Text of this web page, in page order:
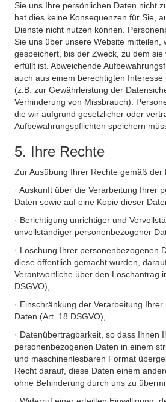
Sie uns Ihre persönlichen Daten nicht
hat dies keine Konsequenzen für Sie,
Dienste nicht nutzen können.
Sie uns über unsere Website mitteilen,
gespeichert, bis der Zweck, zu dem sie
erfüllt ist. Abweichende
auch aus einem berechtigten
(z.B. zur Gewährleistung der
Verhinderung von Missbrauch).
die wir aufgrund gesetzlicher oder
Aufbewahrungspflichten speichern
5. Ihre Rechte
Zur Ausübung Ihrer Rechte gemäß der
· Auskunft über die Verarbeitung Ihrer
Daten sowie auf eine Kopie dieser
· Berichtigung unrichtiger und
unvollständiger personenbezogener
· Löschung Ihrer personenbezogenen
diese öffentlich gemacht wurden,
Verantwortliche über den Löschantrag
DSGVO),
· Einschränkung der Verarbeitung
Daten (Art. 18 DSGVO),
· Datenübertragbarkeit, so dass Ihnen
personenbezogenen Daten in einem
und maschinenlesbaren Format
Recht darauf, diese Daten einem
ohne Behinderung durch uns zu